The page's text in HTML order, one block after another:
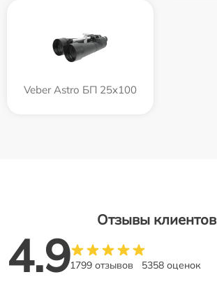
Veber Astro БП 25x100
Отзывы клиентов
4.91799 отзывов 5358 оценок